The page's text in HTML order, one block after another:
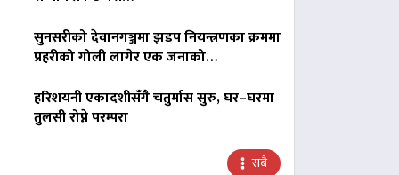
सुनसरीको देवानगञ्जमा झडप नियन्त्रणका क्रममा
प्रहरीको गोली लागेर एक जनाको…
हरिशयनी एकादशीसँगै चतुर्मास सुरु, घर–घरमा
तुलसी रोप्ने परम्परा
सबै